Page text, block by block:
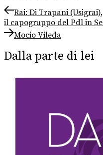
Navigazione
articoli
Previous
post:
Rai: Di Trapani
il capogruppo del Pdl in
Next
Mocio Vileda
Dalla parte di lei